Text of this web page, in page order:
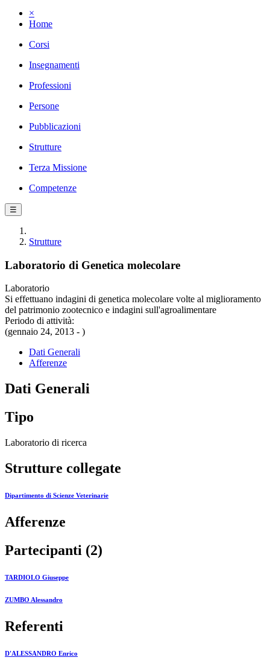
×
Home
Corsi
Insegnamenti
Professioni
Persone
Pubblicazioni
Strutture
Terza Missione
Competenze
☰
Strutture
Laboratorio di Genetica molecolare
Laboratorio
Si effettuano indagini di genetica molecolare volte al miglioramento
del patrimonio zootecnico e indagini sull'agroalimentare
Periodo di attività:
(gennaio 24, 2013 - )
Dati Generali
Afferenze
Dati Generali
Tipo
Laboratorio di ricerca
Strutture collegate
Dipartimento di Scienze Veterinarie
Afferenze
Partecipanti (2)
TARDIOLO Giuseppe
ZUMBO Alessandro
Referenti
D'ALESSANDRO Enrico